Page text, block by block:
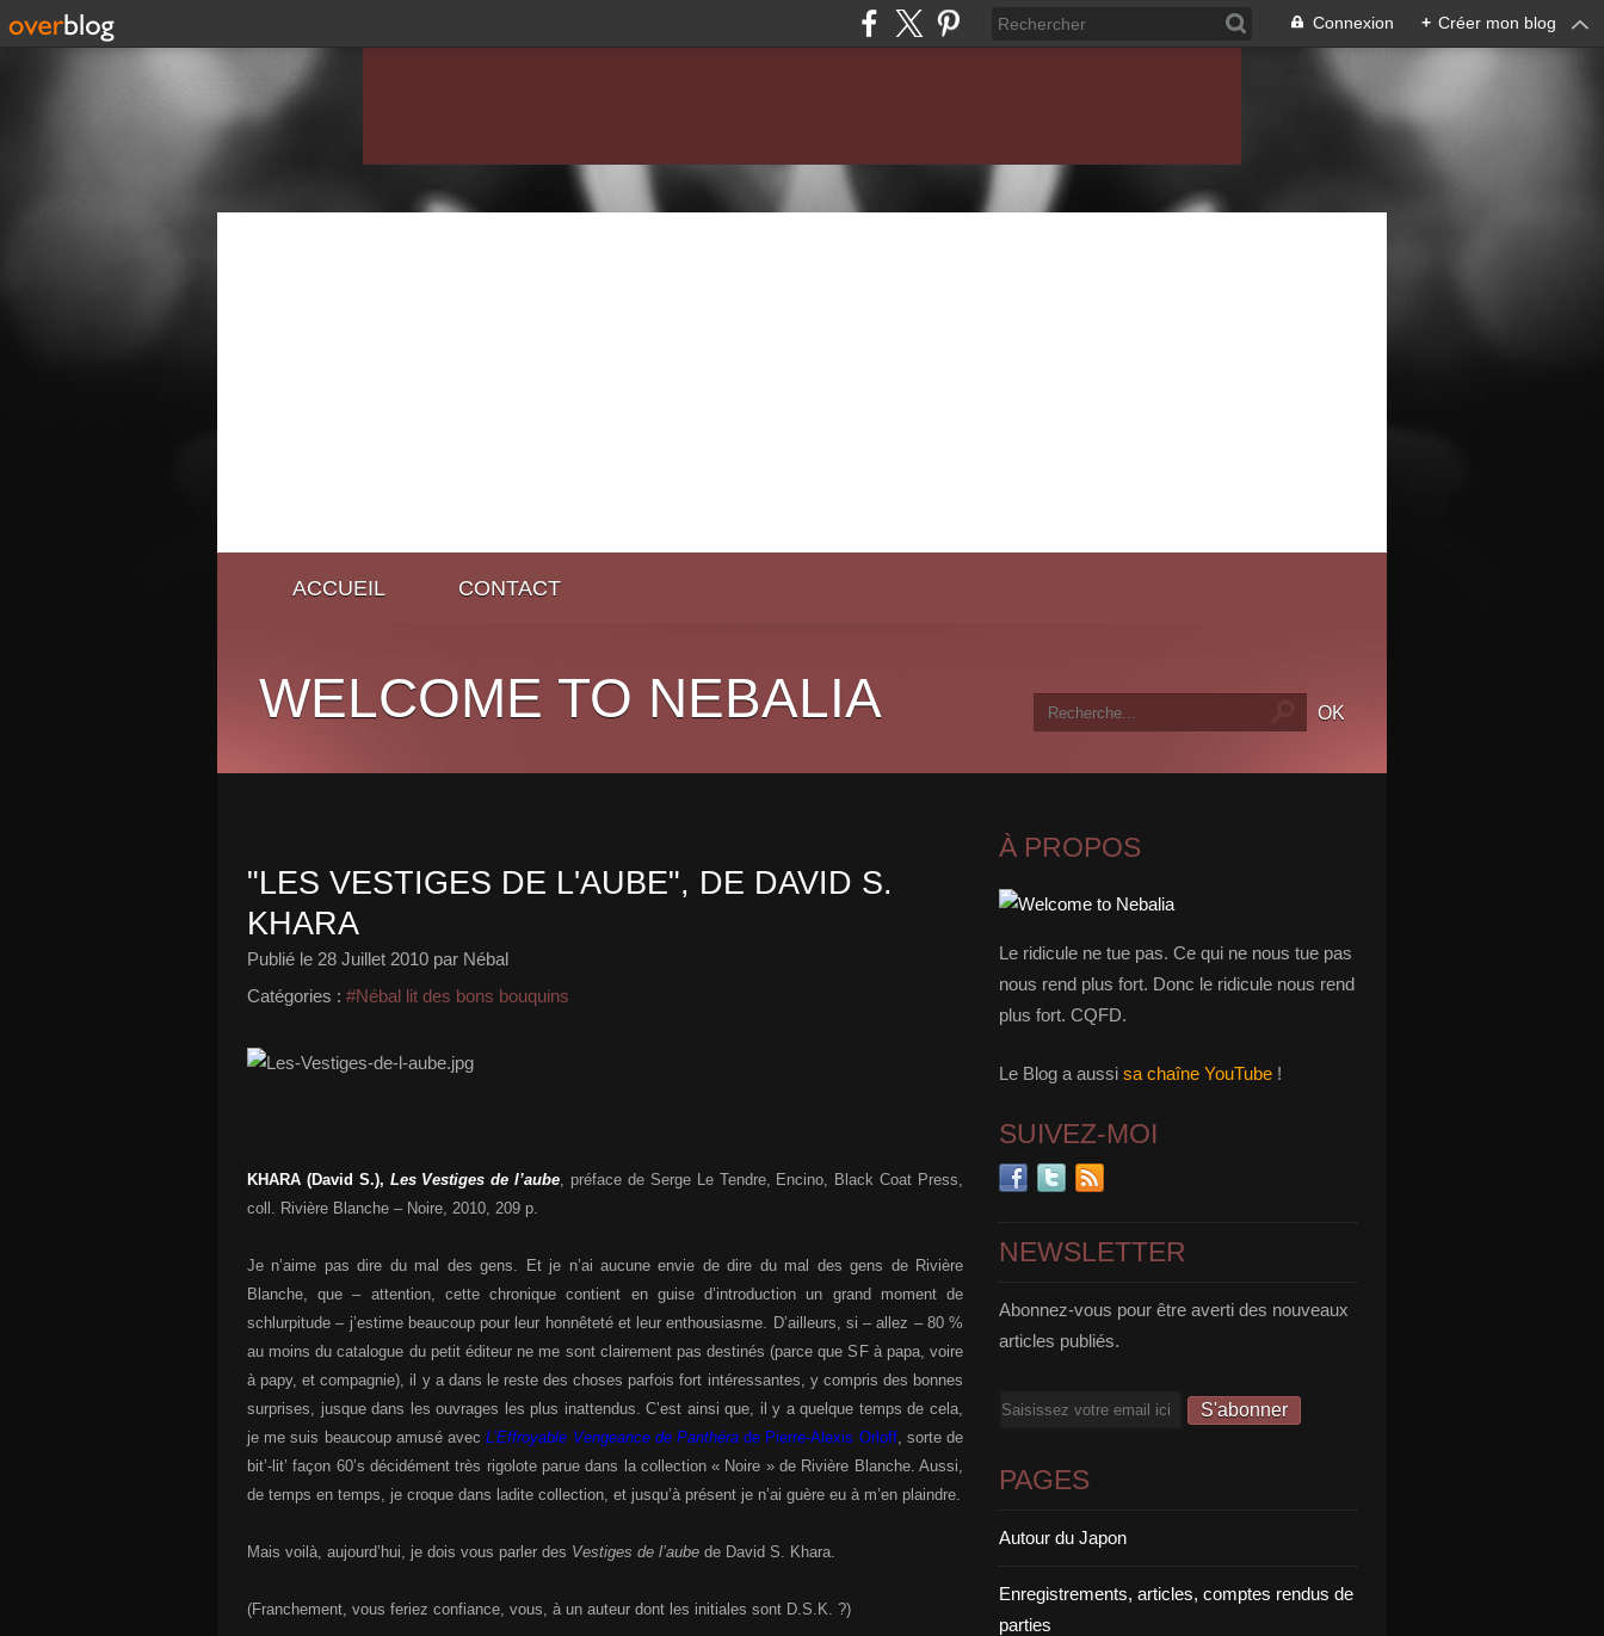
Connexion + Créer mon blog
ACCUEIL CONTACT
WELCOME TO NEBALIA
"LES VESTIGES DE L'AUBE", DE DAVID S.
KHARA
Publié le 28 Juillet 2010 par Nébal
Catégories : #Nébal lit des bons bouquins
KHARA (David S.), Les Vestiges de l’aube, préface de Serge Le Tendre, Encino, Black Coat Press,
coll. Rivière Blanche – Noire, 2010, 209 p.
Je n’aime pas dire du mal des gens. Et je n’ai aucune envie de dire du mal des gens de Rivière
Blanche, que – attention, cette chronique contient en guise d’introduction un grand moment de
schlurpitude – j’estime beaucoup pour leur honnêteté et leur enthousiasme. D’ailleurs, si – allez – 80 %
au moins du catalogue du petit éditeur ne me sont clairement pas destinés (parce que SF à papa, voire
à papy, et compagnie), il y a dans le reste des choses parfois fort intéressantes, y compris des bonnes
surprises, jusque dans les ouvrages les plus inattendus. C’est ainsi que, il y a quelque temps de cela,
je me suis beaucoup amusé avecL’Effroyable Vengeance de Panthéra de Pierre-Alexis Orloff, sorte de
bit’-lit’ façon 60’s décidément très rigolote parue dans la collection « Noire » de Rivière Blanche. Aussi,
de temps en temps, je croque dans ladite collection, et jusqu’à présent je n’ai guère eu à m’en plaindre.
Mais voilà, aujourd’hui, je dois vous parler des Vestiges de l’aube de David S. Khara.
(Franchement, vous feriez confiance, vous, à un auteur dont les initiales sont D.S.K. ?)
À PROPOS
Le ridicule ne tue pas. Ce qui ne nous tue pas
nous rend plus fort. Donc le ridicule nous rend
plus fort. CQFD.
Le Blog a aussi sa chaîne YouTube !
SUIVEZ-MOI
NEWSLETTER
Abonnez-vous pour être averti des nouveaux
articles publiés.
Email
PAGES
Autour du Japon
Enregistrements, articles, comptes rendus de
parties